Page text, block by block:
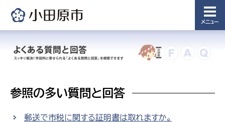
メニュー
参照の多い質問と回答
郵送で市税に関する証明書は取れますか。